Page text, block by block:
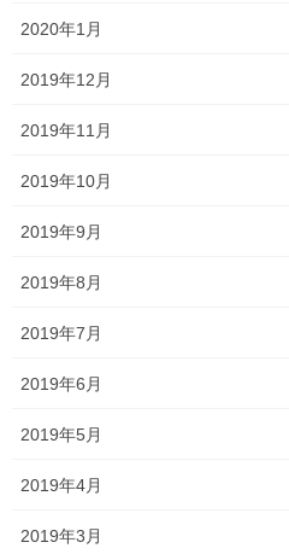
て」その２
講師： 内野 春喜
日程： 令和５年
場所： 上北台公民
内野先生
2020年1月
2019年12月
2019年11月
2019年10月
2019年9月
2019年8月
2019年7月
2019年6月
2019年5月
2019年4月
2019年3月